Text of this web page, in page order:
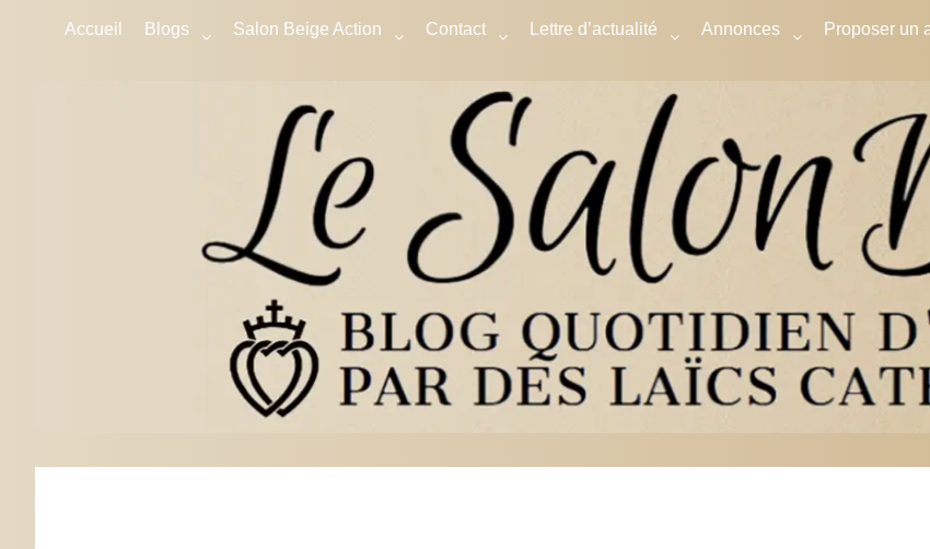
Accueil Blogs Salon Beige Action Contact Lettre d’actualité Annonces Proposer un